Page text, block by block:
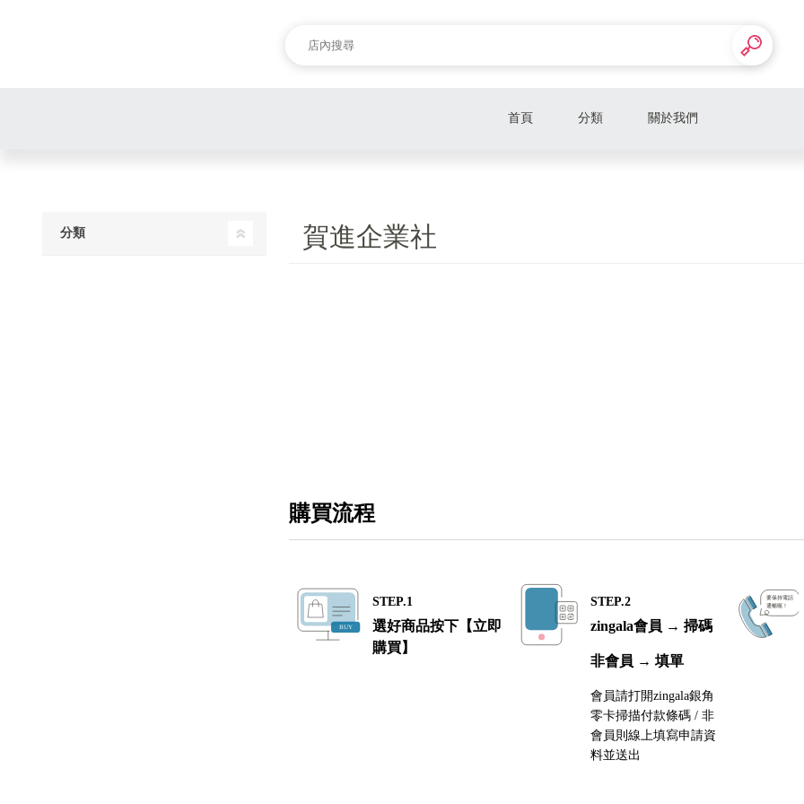
首頁 分類 關於我們
賀進企業社
購買流程
STEP.1
選好商品按下【立即
購買】
STEP.2
zingala會員 → 掃碼
非會員 → 填單
會員請打開zingala銀角
零卡掃描付款條碼 / 非
會員則線上填寫申請資
料並送出
分類